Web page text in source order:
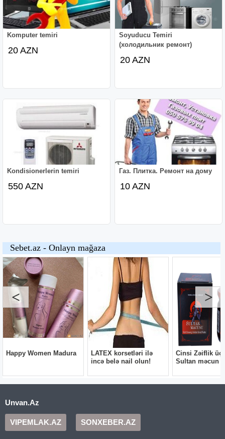
Komputer temiri
20 AZN
Soyuducu Temiri
(холодильник ремонт)
20 AZN
Kondisionerlerin temiri
550 AZN
Газ. Плитка. Ремонт на дому
10 AZN
Unvan.Az
VIPEMLAK.AZ SONXEBER.AZ